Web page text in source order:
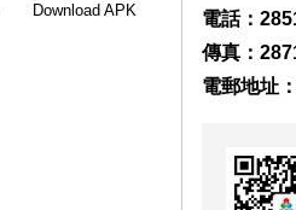
Download APK
電話：
傳真：
電郵地址：